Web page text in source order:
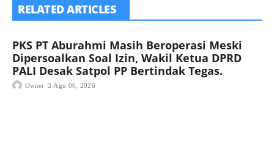
RELATED ARTICLES
PKS PT Aburahmi Masih Beroperasi Meski
Dipersoalkan Soal Izin, Wakil Ketua DPRD
PALI Desak Satpol PP Bertindak Tegas.
Owner Agu 06, 2026